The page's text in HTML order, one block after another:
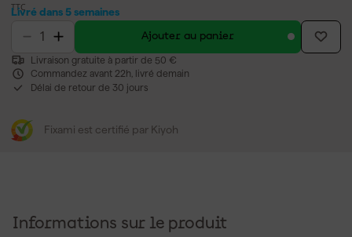
TTC
Livré dans 5 semaines
Ajouter au panier
Livraison gratuite à partir de 50 €
Commandez avant 22h, livré demain
Délai de retour de 30 jours
Fixami est certifié par Kiyoh
Informations sur le produit